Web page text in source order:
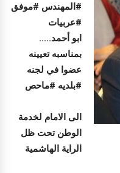
#المهندس #موفق
#عربيات
ابو أحمد.....
بمناسبه تعيينه
عضوا في لجنه
#بلديه #ماحص
الى الامام لخدمة
الوطن تحت ظل
الراية الهاشمية